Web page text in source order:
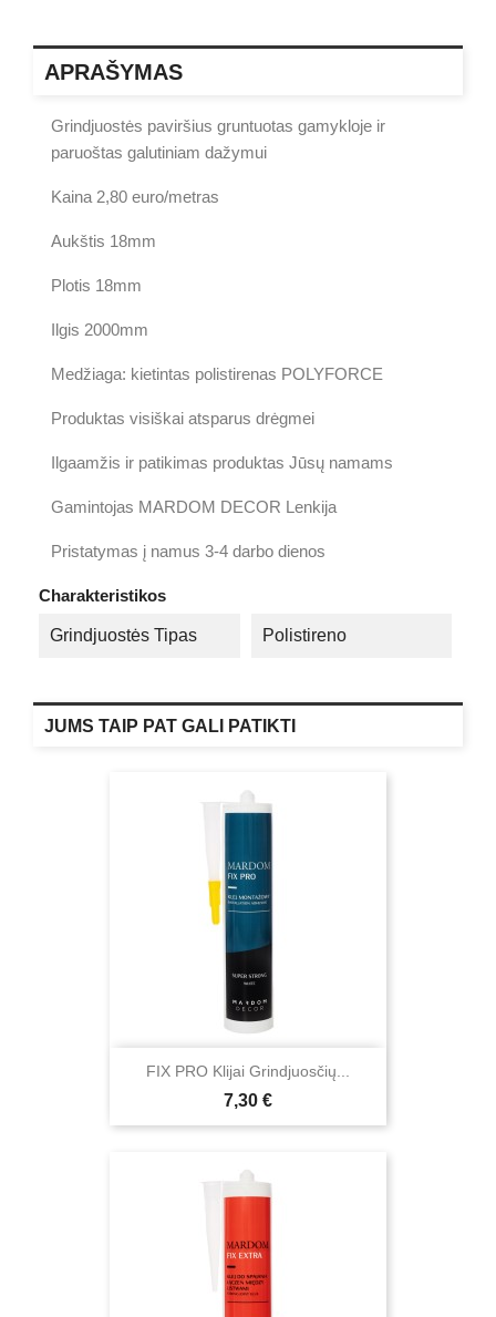
APRAŠYMAS
Grindjuostės paviršius gruntuotas gamykloje ir
paruoštas galutiniam dažymui
Kaina 2,80 euro/metras
Aukštis 18mm
Plotis 18mm
Ilgis 2000mm
Medžiaga: kietintas polistirenas POLYFORCE
Produktas visiškai atsparus drėgmei
Ilgaamžis ir patikimas produktas Jūsų namams
Gamintojas MARDOM DECOR Lenkija
Pristatymas į namus 3-4 darbo dienos
Charakteristikos
Grindjuostės Tipas Polistireno
JUMS TAIP PAT GALI PATIKTI
FIX PRO Klijai Grindjuosčių...
Kaina
7,30 €